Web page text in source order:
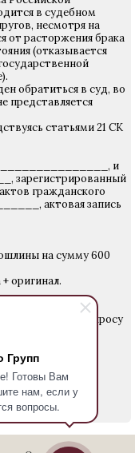
Групп
Готовы Вам
нам, если у
вопросы.
в судебном
несмотря на
от расторжения брака
(отказывается
обратиться в суд, во
представляется
статьями 21 СК
и
зарегистрированный
гражданского
актовая запись
на сумму 600
оригинал.
по данному вопросу
и записаться на